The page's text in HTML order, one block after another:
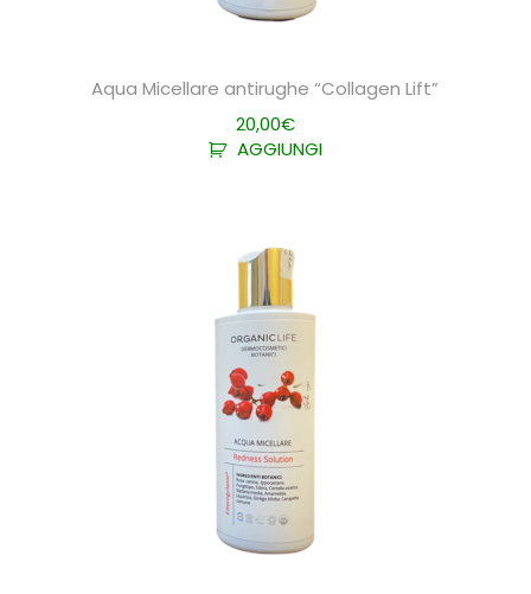
Aqua Micellare antirughe “Collagen Lift”
20,00€
AGGIUNGI